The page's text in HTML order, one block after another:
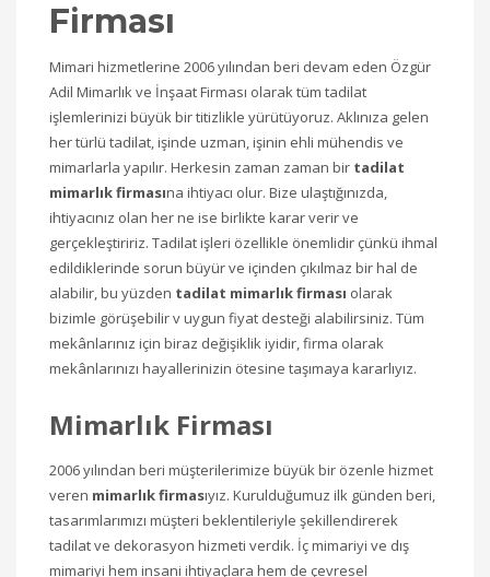
Firması
Mimari hizmetlerine 2006 yılından beri devam eden Özgür
Adil Mimarlık ve İnşaat Firması olarak tüm tadilat
işlemlerinizi büyük bir titizlikle yürütüyoruz. Aklınıza gelen
her türlü tadilat, işinde uzman, işinin ehli mühendis ve
mimarlarla yapılır. Herkesin zaman zaman bir tadilat
mimarlık firmasına ihtiyacı olur. Bize ulaştığınızda,
ihtiyacınız olan her ne ise birlikte karar verir ve
gerçekleştiririz. Tadilat işleri özellikle önemlidir çünkü ihmal
edildiklerinde sorun büyür ve içinden çıkılmaz bir hal de
alabilir, bu yüzden tadilat mimarlık firması olarak
bizimle görüşebilir v uygun fiyat desteği alabilirsiniz. Tüm
mekânlarınız için biraz değişiklik iyidir, firma olarak
mekânlarınızı hayallerinizin ötesine taşımaya kararlıyız.
Mimarlık Firması
2006 yılından beri müşterilerimize büyük bir özenle hizmet
veren mimarlık firmasıyız. Kurulduğumuz ilk günden beri,
tasarımlarımızı müşteri beklentileriyle şekillendirerek
tadilat ve dekorasyon hizmeti verdik. İç mimariyi ve dış
mimariyi hem insani ihtiyaçlara hem de çevresel